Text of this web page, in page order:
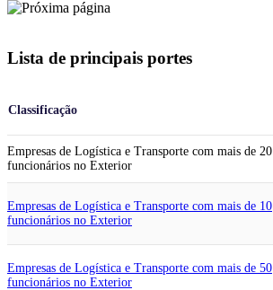
Lista de principais portes
Classificação
Empresas de Logística e Transporte com mais de 20
funcionários no Exterior
Empresas de Logística e Transporte com mais de 10
funcionários no Exterior
Empresas de Logística e Transporte com mais de 50
funcionários no Exterior